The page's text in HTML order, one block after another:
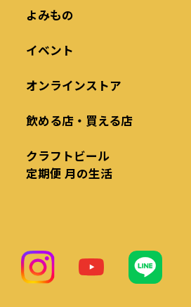
よみもの
イベント
オンラインストア
飲める店・買える店
クラフトビール
定期便 月の生活